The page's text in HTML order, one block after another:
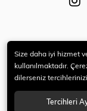
©
Size daha iyi hizmet
kullanılmaktadır.
dilerseniz
Tercihleri